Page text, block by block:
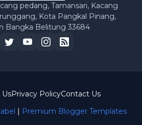
pedang, Tamansari, Kacang
Kota Pangkal Pinang,
Bangka Belitung 33684
| Premium Blogger Templates
Privacy PolicyContact Us